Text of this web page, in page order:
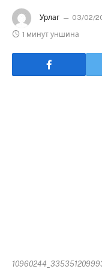
Урлаг 03/02/
1 минут уншина